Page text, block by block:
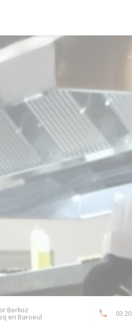
Berlioz
en Baroeul((ouvre une nouvelle 03